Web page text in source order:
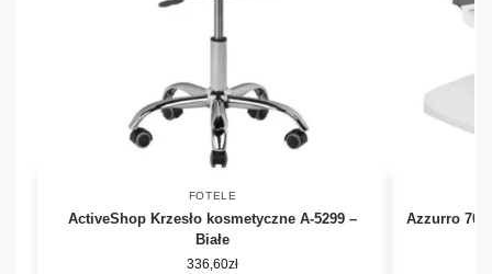
FOTELE
ActiveShop Krzesło kosmetyczne A-5299 –
Białe
336,60zł
Azzurro